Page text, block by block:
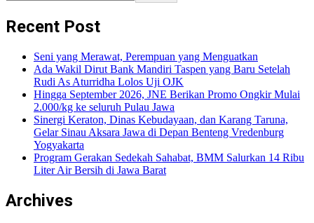
Recent Post
Seni yang Merawat, Perempuan yang Menguatkan
Ada Wakil Dirut Bank Mandiri Taspen yang Baru Setelah
Rudi As Aturridha Lolos Uji OJK
Hingga September 2026, JNE Berikan Promo Ongkir Mulai
2.000/kg ke seluruh Pulau Jawa
Sinergi Keraton, Dinas Kebudayaan, dan Karang Taruna,
Gelar Sinau Aksara Jawa di Depan Benteng Vredenburg
Yogyakarta
Program Gerakan Sedekah Sahabat, BMM Salurkan 14 Ribu
Liter Air Bersih di Jawa Barat
Archives